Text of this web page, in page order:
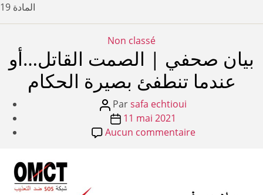
المادة 19
Catégories
Non classé
بيان صحفي | الصمت القاتل…أو
عندما تنطفئ بصيرة الحكام
Auteur
l’article
Parsafa echtioui
Date
de
11 mai 2021
Aucun commentairesur